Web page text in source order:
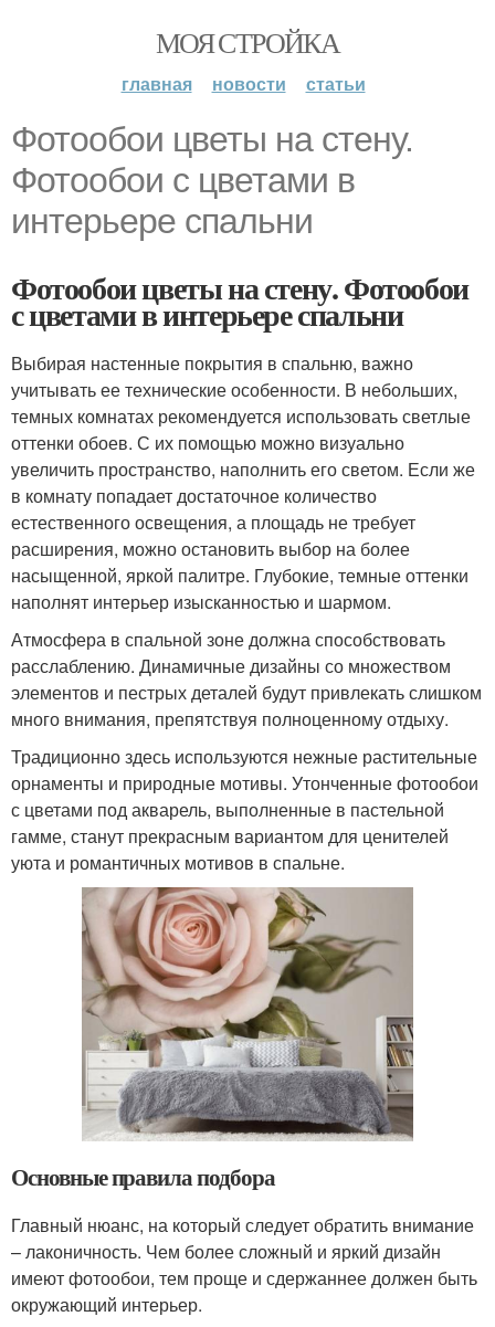
МОЯ СТРОЙКА
главная новости статьи
Фотообои цветы на стену.
Фотообои с цветами в
интерьере спальни
Фотообои цветы на стену. Фотообои
с цветами в интерьере спальни
Выбирая настенные покрытия в спальню, важно
учитывать ее технические особенности. В небольших,
темных комнатах рекомендуется использовать светлые
оттенки обоев. С их помощью можно визуально
увеличить пространство, наполнить его светом. Если же
в комнату попадает достаточное количество
естественного освещения, а площадь не требует
расширения, можно остановить выбор на более
насыщенной, яркой палитре. Глубокие, темные оттенки
наполнят интерьер изысканностью и шармом.
Атмосфера в спальной зоне должна способствовать
расслаблению. Динамичные дизайны со множеством
элементов и пестрых деталей будут привлекать слишком
много внимания, препятствуя полноценному отдыху.
Традиционно здесь используются нежные растительные
орнаменты и природные мотивы. Утонченные фотообои
с цветами под акварель, выполненные в пастельной
гамме, станут прекрасным вариантом для ценителей
уюта и романтичных мотивов в спальне.
Основные правила подбора
Главный нюанс, на который следует обратить внимание
– лаконичность. Чем более сложный и яркий дизайн
имеют фотообои, тем проще и сдержаннее должен быть
окружающий интерьер.